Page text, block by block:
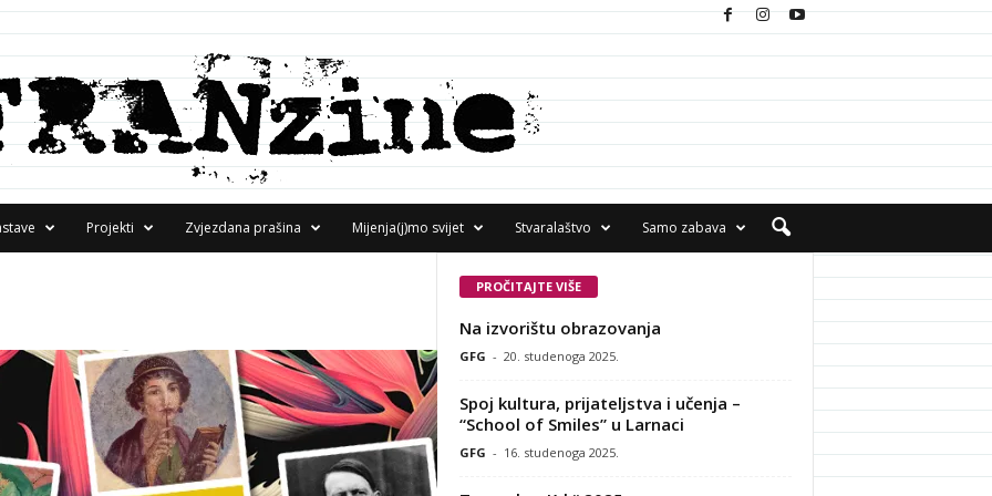
Projekti Zvjezdana prašina Mijenja(j)mo svijet Stvaralaštvo Samo zabava
PROČITAJTE VIŠE
Na izvorištu obrazovanja
GFG - 20. studenoga 2025.
Spoj kultura, prijateljstva i učenja –
“School of Smiles” u Larnaci
GFG - 16. studenoga 2025.